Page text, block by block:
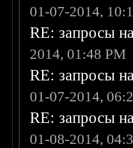
01-07-2014,
RE: запросы
2014, 01:48 PM
RE: запросы
01-07-2014,
RE: запросы
01-08-2014,